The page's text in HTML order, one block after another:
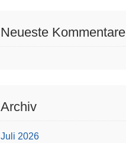
Neueste Kommentare
Archiv
Juli 2026